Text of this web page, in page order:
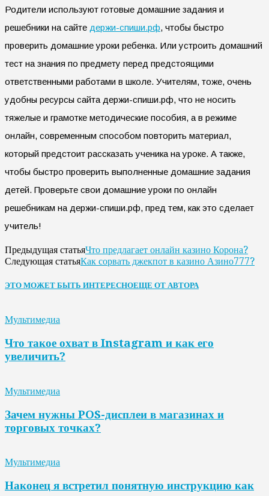
Родители используют готовые домашние задания и
решебники на сайте держи-спиши.рф, чтобы быстро
проверить домашние уроки ребенка. Или устроить домашний
тест на знания по предмету перед предстоящими
ответственными работами в школе. Учителям, тоже, очень
удобны ресурсы сайта держи-спиши.рф, что не носить
тяжелые и грамотке методические пособия, а в режиме
онлайн, современным способом повторить материал,
который предстоит рассказать ученика на уроке. А также,
чтобы быстро проверить выполненные домашние задания
детей. Проверьте свои домашние уроки по онлайн
решебникам на держи-спиши.рф, пред тем, как это сделает
учитель!
Предыдущая статьяЧто предлагает онлайн казино Корона?
Следующая статьяКак сорвать джекпот в казино Азино777?
ЭТО МОЖЕТ БЫТЬ ИНТЕРЕСНОЕЩЕ ОТ АВТОРА
Мультимедиа
Что такое охват в Instagram и как его
увеличить?
Мультимедиа
Зачем нужны POS-дисплеи в магазинах и
торговых точках?
Мультимедиа
Наконец я встретил понятную инструкцию как